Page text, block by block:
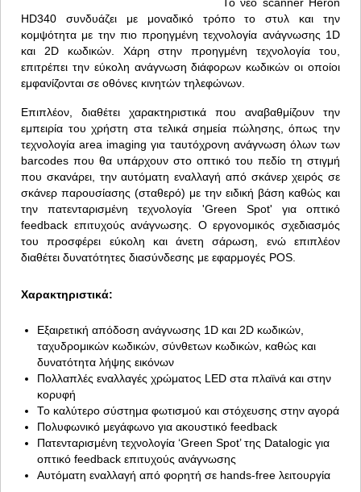
Το νέο scanner Heron
HD340 συνδυάζει με μοναδικό τρόπο το στυλ και την
κομψότητα με την πιο προηγμένη τεχνολογία ανάγνωσης 1D
και 2D κωδικών. Χάρη στην προηγμένη τεχνολογία του,
επιτρέπει την εύκολη ανάγνωση διάφορων κωδικών οι οποίοι
εμφανίζονται σε οθόνες κινητών τηλεφώνων.
Επιπλέον, διαθέτει χαρακτηριστικά που αναβαθμίζουν την
εμπειρία του χρήστη στα τελικά σημεία πώλησης, όπως την
τεχνολογία area imaging για ταυτόχρονη ανάγνωση όλων των
barcodes που θα υπάρχουν στο οπτικό του πεδίο τη στιγμή
που σκανάρει, την αυτόματη εναλλαγή από σκάνερ χειρός σε
σκάνερ παρουσίασης (σταθερό) με την ειδική βάση καθώς και
την πατενταρισμένη τεχνολογία 'Green Spot' για οπτικό
feedback επιτυχούς ανάγνωσης. Ο εργονομικός σχεδιασμός
του προσφέρει εύκολη και άνετη σάρωση, ενώ επιπλέον
διαθέτει δυνατότητες διασύνδεσης με εφαρμογές POS.
Χαρακτηριστικά:
Εξαιρετική απόδοση ανάγνωσης 1D και 2D κωδικών,
ταχυδρομικών κωδικών, σύνθετων κωδικών, καθώς και
δυνατότητα λήψης εικόνων
Πολλαπλές εναλλαγές χρώματος LED στα πλαϊνά και στην
κορυφή
Το καλύτερο σύστημα φωτισμού και στόχευσης στην αγορά
Πολυφωνικό μεγάφωνο για ακουστικό feedback
Πατενταρισμένη τεχνολογία ‘Green Spot’ της Datalogic για
οπτικό feedback επιτυχούς ανάγνωσης
Αυτόματη εναλλαγή από φορητή σε hands-free λειτουργία